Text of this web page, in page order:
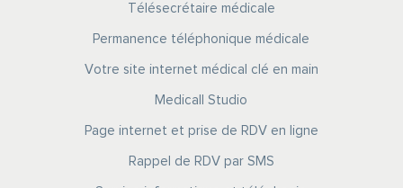
Télésecrétaire médicale
Permanence téléphonique médicale
Votre site internet médical clé en main
Medicall Studio
Page internet et prise de RDV en ligne
Rappel de RDV par SMS